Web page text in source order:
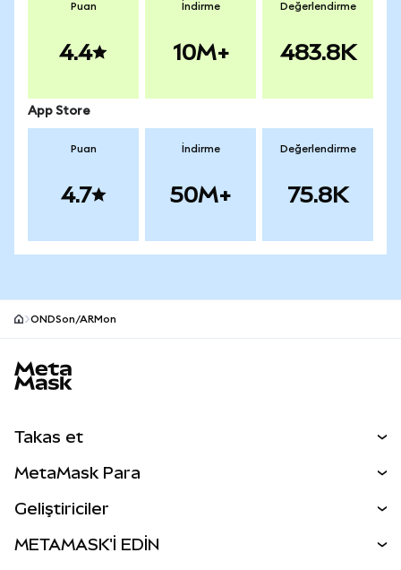
Puan
4.4
İndirme
10M+
Değerlendirme
483.8K
App Store
Puan
4.7
İndirme
50M+
Değerlendirme
75.8K
ONDSon/ARMon
Takas et
Perps
RWA'lar
MetaMask Para
Geliştiriciler
METAMASK'İ EDİN